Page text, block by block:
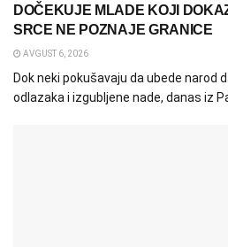
DOČEKUJE MLADE KOJI
SRCE NE POZNAJE GRANICE
AVGUST 6, 2026
Dok neki pokušavaju da ubede narod
odlazaka i izgubljene nade, danas iz